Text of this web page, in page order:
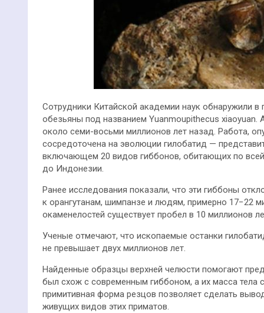
Сотрудники Китайской академии наук обнаружили
обезьяны под названием Yuanmoupithecus xiaoyuan.
около семи-восьми миллионов лет назад. Работа,
сосредоточена на эволюции гилобатид —
включающем 20 видов гиббонов, обитающих по
до Индонезии.
Ранее исследования показали, что эти гиббоны
к орангутанам, шимпанзе и людям, примерно 17−22
окаменелостей существует пробел в 10 миллионов
Ученые отмечают, что ископаемые останки
не превышает двух миллионов лет.
Найденные образцы верхней челюсти помогают
был схож с современным гиббоном, а их масса тела
примитивная форма резцов позволяет сделать
живущих видов этих приматов.